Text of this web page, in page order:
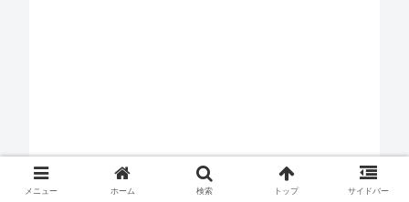
メニュー ホーム 検索 トップ サイドバー